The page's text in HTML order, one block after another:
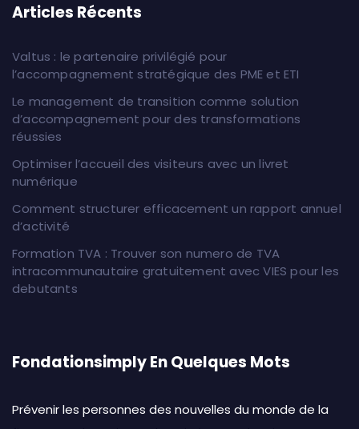
Articles Récents
Valtus : le partenaire privilégié pour
l’accompagnement stratégique des PME et ETI
Le management de transition comme solution
d’accompagnement pour des transformations
réussies
Optimiser l’accueil des visiteurs avec un livret
numérique
Comment structurer efficacement un rapport annuel
d’activité
Formation TVA : Trouver son numero de TVA
intracommunautaire gratuitement avec VIES pour les
debutants
Fondationsimply En Quelques Mots
Prévenir les personnes des nouvelles du monde de la